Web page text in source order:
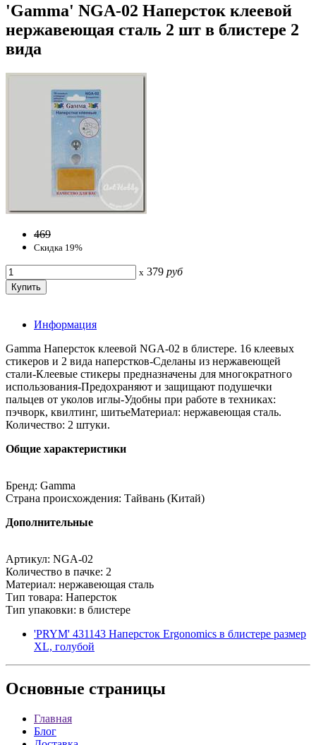
'Gamma' NGA-02 Наперсток клеевой
нержавеющая сталь 2 шт в блистере 2
вида
469
Скидка 19%
x 379 руб
Информация
Gamma Наперсток клеевой NGA-02 в блистере. 16 клеевых
стикеров и 2 вида наперстков-Сделаны из нержавеющей
стали-Клеевые стикеры предназначены для многократного
использования-Предохраняют и защищают подушечки
пальцев от уколов иглы-Удобны при работе в техниках:
пэчворк, квилтинг, шитьеМатериал: нержавеющая сталь.
Количество: 2 штуки.
Общие характеристики
Бренд: Gamma
Страна происхождения: Тайвань (Китай)
Дополнительные
Артикул: NGA-02
Количество в пачке: 2
Материал: нержавеющая сталь
Тип товара: Наперсток
Тип упаковки: в блистере
'PRYM' 431143 Наперсток Ergonomics в блистере размер
XL, голубой
Основные страницы
Главная
Блог